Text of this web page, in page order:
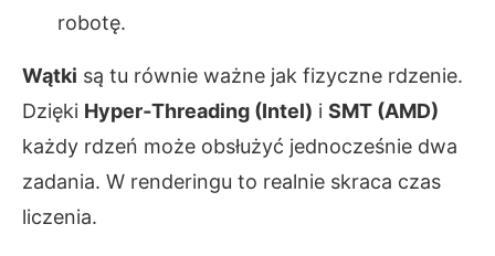
robotę.
Wątki są tu równie ważne jak fizyczne rdzenie.
Dzięki Hyper‑Threading (Intel) i SMT (AMD)
każdy rdzeń może obsłużyć jednocześnie dwa
zadania. W renderingu to realnie skraca czas
liczenia.